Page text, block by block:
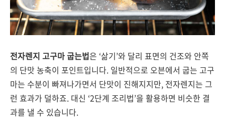
전자렌지 고구마 굽는법은 ‘삶기’와 달리 표면의 건조와 안쪽
의 단맛 농축이 포인트입니다. 일반적으로 오븐에서 굽는 고구
마는 수분이 빠져나가면서 단맛이 진해지지만, 전자렌지는 그
런 효과가 덜하죠. 대신 ‘2단계 조리법’을 활용하면 비슷한 결
과를 낼 수 있습니다.